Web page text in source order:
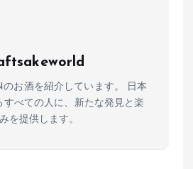
お酒を紹介しています。 日本
すべての人に、新たな発見と楽
を提供します。